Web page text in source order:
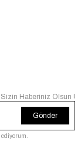
Haberiniz Olsun !
Gönder